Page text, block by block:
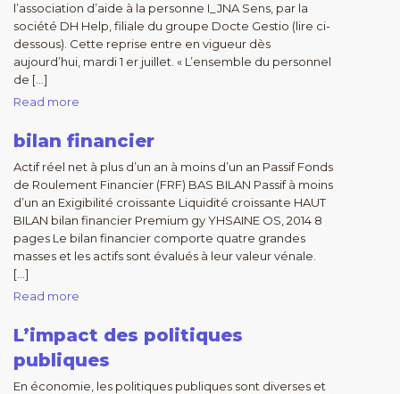
l’association d’aide à la personne I_JNA Sens, par la
société DH Help, filiale du groupe Docte Gestio (lire ci-
dessous). Cette reprise entre en vigueur dès
aujourd’hui, mardi 1 er juillet. « L’ensemble du personnel
de […]
Read more
bilan financier
Actif réel net à plus d’un an à moins d’un an Passif Fonds
de Roulement Financier (FRF) BAS BILAN Passif à moins
d’un an Exigibilité croissante Liquidité croissante HAUT
BILAN bilan financier Premium gy YHSAINE OS, 2014 8
pages Le bilan financier comporte quatre grandes
masses et les actifs sont évalués à leur valeur vénale.
[…]
Read more
L’impact des politiques
publiques
En économie, les politiques publiques sont diverses et